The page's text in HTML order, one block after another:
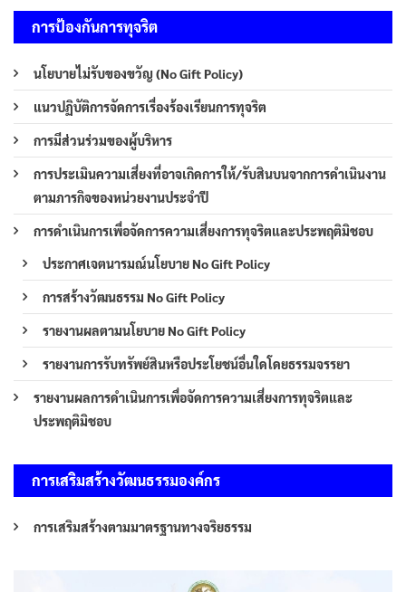
การป้องกันการทุจริต
นโยบายไม่รับของขวัญ (No Gift Policy)
แนวปฏิบัติการจัดการเรื่องร้องเรียนการทุจริต
การมีส่วนร่วมของผู้บริหาร
การประเมินความเสี่ยงที่อาจเกิดการให้/รับสินบนจากการดำเนินงาน
ตามภารกิจของหน่วยงานประจำปี
การดำเนินการเพื่อจัดการความเสี่ยงการทุจริตและประพฤติมิชอบ
ประกาศเจตนารมณ์นโยบาย No Gift Policy
การสร้างวัฒนธรรม No Gift Policy
รายงานผลตามนโยบาย No Gift Policy
รายงานการรับทรัพย์สินหรือประโยชน์อื่นใดโดยธรรมจรรยา
รายงานผลการดำเนินการเพื่อจัดการความเสี่ยงการทุจริตและ
ประพฤติมิชอบ
การเสริมสร้างวัฒนธรรมองค์กร
การเสริมสร้างตามมาตรฐานทางจริยธรรม